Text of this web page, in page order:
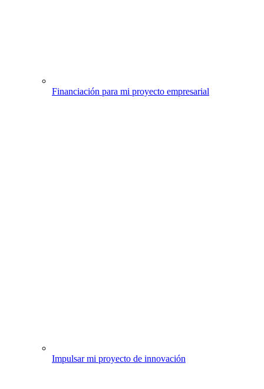
Financiación para mi proyecto empresarial
Impulsar mi proyecto de innovación